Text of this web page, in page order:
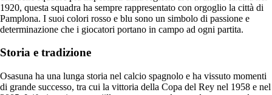
1920, questa squadra ha sempre rappresentato con orgoglio la città di
Pamplona. I suoi colori rosso e blu sono un simbolo di passione e
determinazione che i giocatori portano in campo ad ogni partita.
Storia e tradizione
Osasuna ha una lunga storia nel calcio spagnolo e ha vissuto momenti
di grande successo, tra cui la vittoria della Copa del Rey nel 1958 e nel